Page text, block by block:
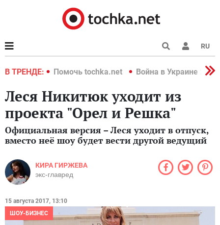
RU
В ТРЕНДЕ:
2022 Помочь tochka.net Война в Украине 2022
Леся Никитюк уходит из
проекта "Орел и Решка"
Официальная версия – Леся уходит в отпуск,
вместо неё шоу будет вести другой ведущий
КИРА ГИРЖЕВА
экс-главред
15 августа 2017, 13:10
ШОУ-БИЗНЕС